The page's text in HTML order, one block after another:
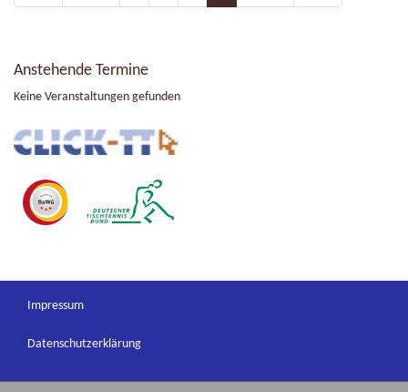
Anstehende Termine
Keine Veranstaltungen gefunden
Impressum
Datenschutzerklärung